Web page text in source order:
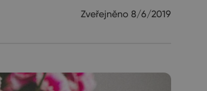
Zveřejněno 8/6/2019